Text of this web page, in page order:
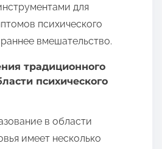
для
психического
вмешательство.
традиционного
психического
в области
имеет несколько